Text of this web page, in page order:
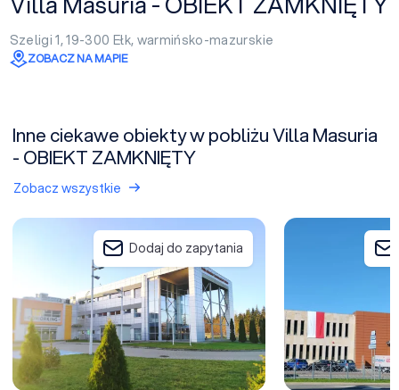
Szeligi 1, 19-300 Ełk, warmińsko-mazurskie
ZOBACZ NA MAPIE
Inne ciekawe obiekty w pobliżu Villa Masuria
- OBIEKT ZAMKNIĘTY
Zobacz wszystkie
Park Naukowo-Technologiczny w Ełku
Dodaj do zapytania
Ełckie Centrum